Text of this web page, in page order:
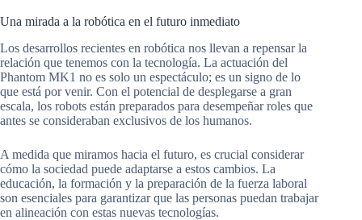
Una mirada a la robótica en el futuro inmediato
Los desarrollos recientes en robótica nos llevan a repensar la
relación que tenemos con la tecnología. La actuación del
Phantom MK1 no es solo un espectáculo; es un signo de lo
que está por venir. Con el potencial de desplegarse a gran
escala, los robots están preparados para desempeñar roles que
antes se consideraban exclusivos de los humanos.
A medida que miramos hacia el futuro, es crucial considerar
cómo la sociedad puede adaptarse a estos cambios. La
educación, la formación y la preparación de la fuerza laboral
son esenciales para garantizar que las personas puedan trabajar
en alineación con estas nuevas tecnologías.